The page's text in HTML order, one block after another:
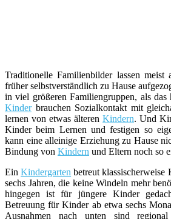
Traditionelle Familienbilder lassen meist
früher selbstverständlich zu Hause
in viel größeren Familiengruppen, als das
Kinderbrauchen Sozialkontakt mit
lernen von etwas älteren Kindern. Und
Kinder beim Lernen und festigen so
kann eine alleinige Erziehung zu Hause
Bindung von Kindern und Eltern noch so
EinKindergarten betreut
sechs Jahren, die keine Windeln mehr
hingegen ist für jüngere Kinder
Betreuung für Kinder ab etwa sechs
Ausnahmen nach unten sind